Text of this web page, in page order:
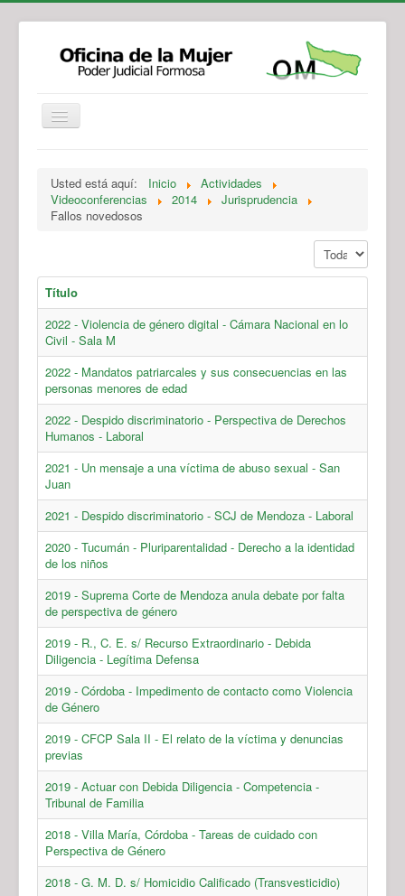
Legislación
Novedades
Recursos y Servicios de Atención
Usted está aquí: Inicio
Actividades
Videoconferencias
2014
Jurisprudencia
Fallos novedosos
Mostrar #
Título
2022 - Violencia de género digital - Cámara Nacional en lo
Civil - Sala M
2022 - Mandatos patriarcales y sus consecuencias en las
personas menores de edad
2022 - Despido discriminatorio - Perspectiva de Derechos
Humanos - Laboral
2021 - Un mensaje a una víctima de abuso sexual - San
Juan
2021 - Despido discriminatorio - SCJ de Mendoza - Laboral
2020 - Tucumán - Pluriparentalidad - Derecho a la identidad
de los niños
2019 - Suprema Corte de Mendoza anula debate por falta
de perspectiva de género
2019 - R., C. E. s/ Recurso Extraordinario - Debida
Diligencia - Legítima Defensa
2019 - Córdoba - Impedimento de contacto como Violencia
de Género
2019 - CFCP Sala II - El relato de la víctima y denuncias
previas
2019 - Actuar con Debida Diligencia - Competencia -
Tribunal de Familia
2018 - Villa María, Córdoba - Tareas de cuidado con
Perspectiva de Género
2018 - G. M. D. s/ Homicidio Calificado (Transvesticidio)